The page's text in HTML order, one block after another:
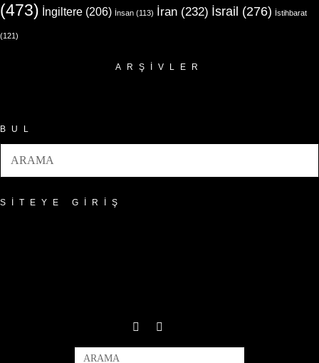
(473) İngiltere (206) İnsan (113) İran (232) İsrail (276) İstihbarat
(121)
ARŞIVLER
BUL
SITEYE GIRIŞ